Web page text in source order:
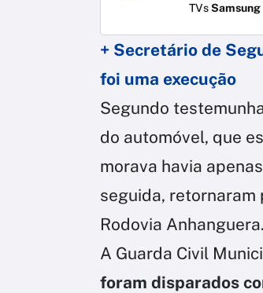
TVsSamsung
+ Secretário de
foi uma execução
Segundo
do automóvel, que
morava havia
seguida, retornaram
Rodovia Anhanguera.
A Guarda Civil
foram disparados